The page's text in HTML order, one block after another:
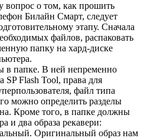
о том, как прошить
Билайн Смарт, следует
этапу. Сначала
файлов, распаковать
папку на хард-диске
в папке. В ней непременно
SP Flash Tool, права для
файл типа
можно определить разделы
Кроме того, в папке должны
и два образа рекавери:
Оригинальный образ нам